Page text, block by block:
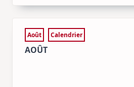
Août Calendrier
AOÛT